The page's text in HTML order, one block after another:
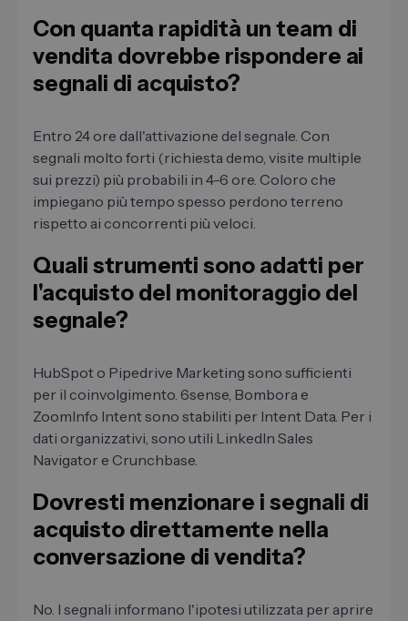
Con quanta rapidità un team di
vendita dovrebbe rispondere ai
segnali di acquisto?
Entro 24 ore dall'attivazione del segnale. Con
segnali molto forti (richiesta demo, visite multiple
sui prezzi) più probabili in 4-6 ore. Coloro che
impiegano più tempo spesso perdono terreno
rispetto ai concorrenti più veloci.
Quali strumenti sono adatti per
l'acquisto del monitoraggio del
segnale?
HubSpot o Pipedrive Marketing sono sufficienti
per il coinvolgimento. 6sense, Bombora e
ZoomInfo Intent sono stabiliti per Intent Data. Per i
dati organizzativi, sono utili LinkedIn Sales
Navigator e Crunchbase.
Dovresti menzionare i segnali di
acquisto direttamente nella
conversazione di vendita?
No. I segnali informano l'ipotesi utilizzata per aprire